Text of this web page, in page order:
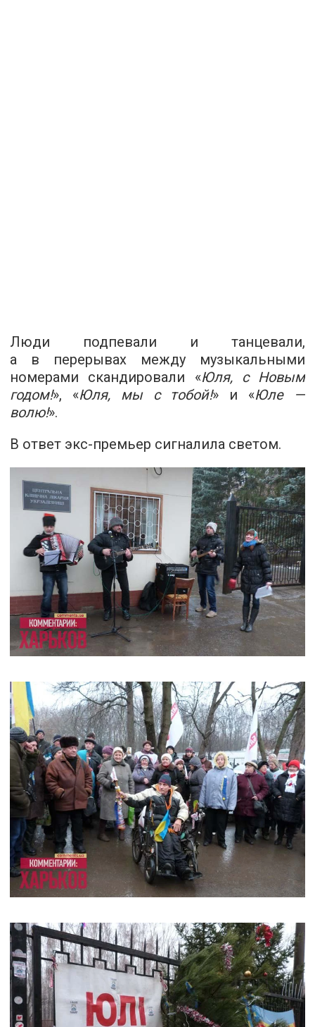
Люди подпевали и танцевали,
а в перерывах между музыкальными
номерами скандировали «Юля, с Новым
годом!», «Юля, мы с тобой!» и «Юле —
волю!».
В ответ экс-премьер сигналила светом.